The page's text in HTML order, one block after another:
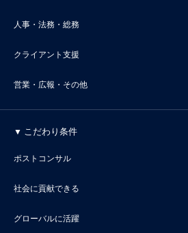
人事・法務・総務
クライアント支援
営業・広報・その他
こだわり条件
ポストコンサル
社会に貢献できる
グローバルに活躍